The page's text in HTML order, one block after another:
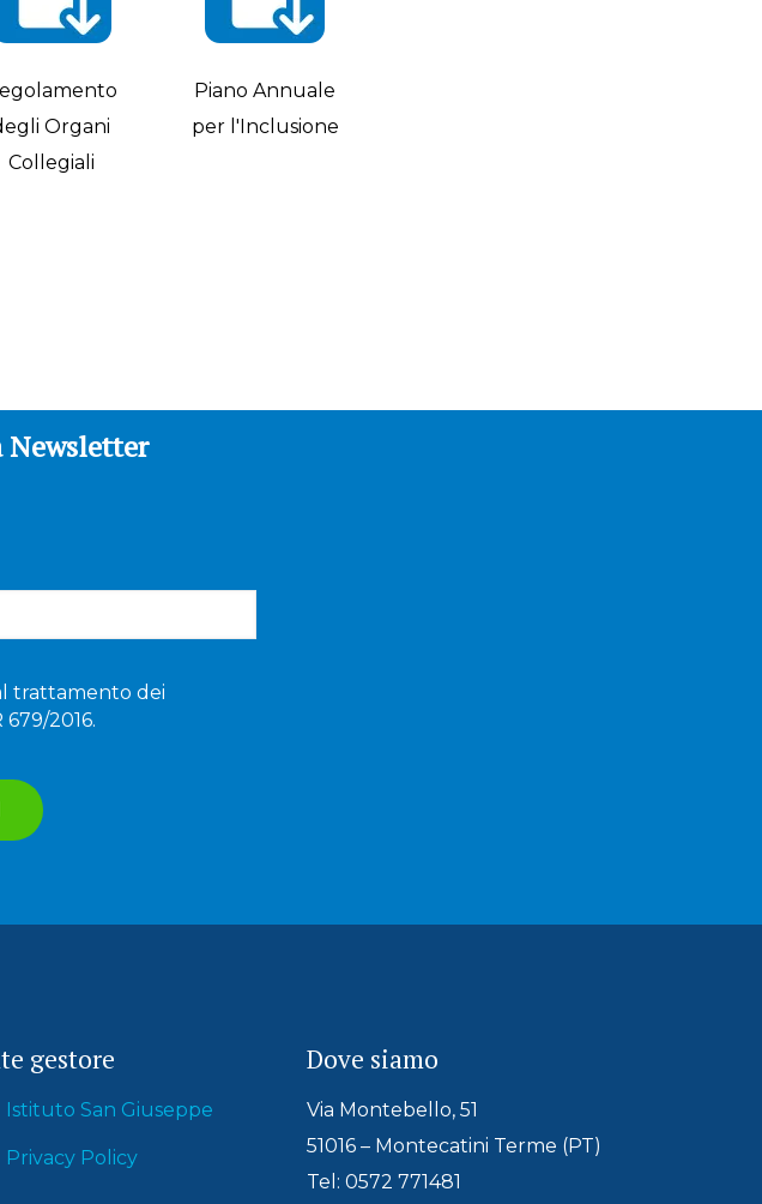
Organi
Collegiali
Piano Annuale
per l'Inclusione
trattamento dei
2016.
gestore
Istituto San Giuseppe
Privacy Policy
Dove siamo
Via Montebello, 51
51016 – Montecatini Terme (PT)
Tel: 0572 771481